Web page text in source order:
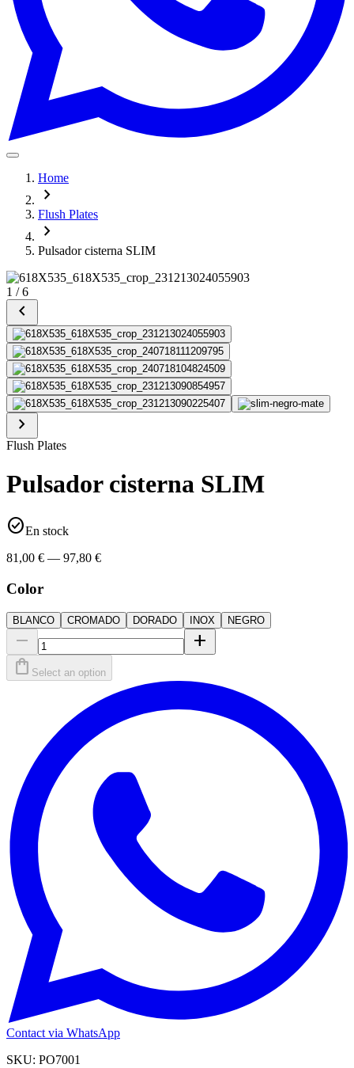
Home
chevron_right
Flush Plates
chevron_right
Pulsador cisterna SLIM
1 /6
chevron_left
chevron_right
Flush Plates
Pulsador cisterna SLIM
check_circleEn stock
81,00 € — 97,80 €
Color
BLANCO CROMADO DORADO INOX NEGRO
remove
add
shopping_bag Select an option
Contact via WhatsApp
SKU: PO7001